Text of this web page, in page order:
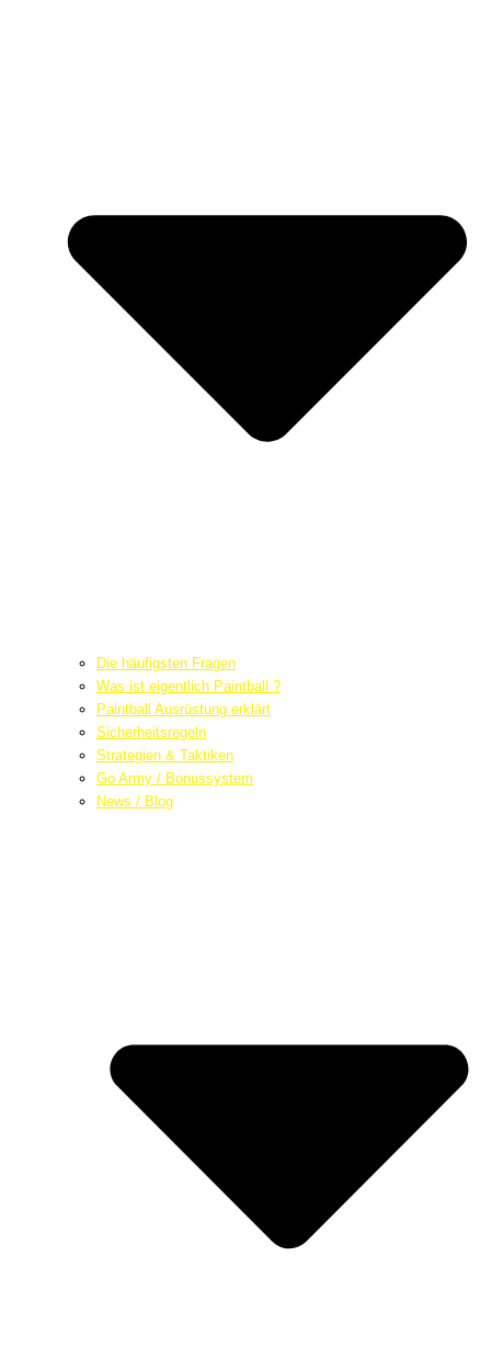
Die häufigsten Fragen
Was ist eigentlich Paintball ?
Paintball Ausrüstung erklärt
Sicherheitsregeln
Strategien & Taktiken
Go Army / Bonussystem
News / Blog